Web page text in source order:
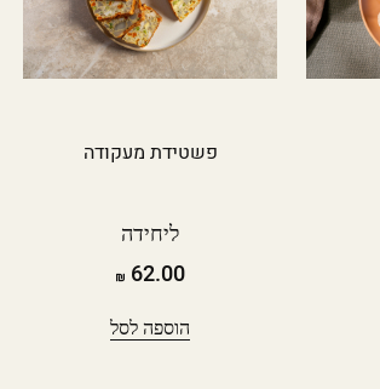
פשטידת מעקודה
ליחידה
62.00
הוספה לסל